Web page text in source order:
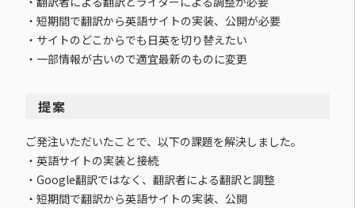
・短期間で翻訳から英語サイトの実装、公開が必要
・サイトのどこからでも日英を切り替えたい
・一部情報が古いので適宜最新のものに変更
提案
ご発注いただいたことで、以下の課題を解決しました。
・英語サイトの実装と接続
・Google翻訳ではなく、翻訳者による翻訳と調整
・短期間で翻訳から英語サイトの実装、公開